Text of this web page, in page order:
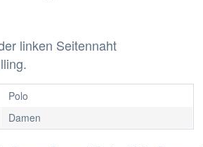
linken Seitennaht
Polo
Damen